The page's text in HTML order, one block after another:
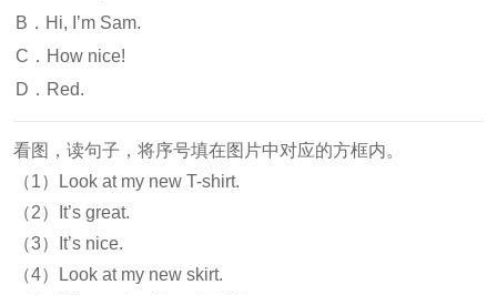
B．Hi, I’m Sam.
C．How nice!
D．Red.
看图，读句子，将序号填在图片中对应的方框内。
（1）Look at my new T-shirt.
（2）It’s great.
（3）It’s nice.
（4）Look at my new skirt.